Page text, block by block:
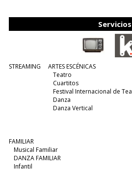
Servicios
STREAMING
ARTES ESCÉNICAS
Teatro
Cuartitos
Festival Internacional de
Danza
Danza Vertical
FAMILIAR
Musical Familiar
DANZA FAMILIAR
Infantil